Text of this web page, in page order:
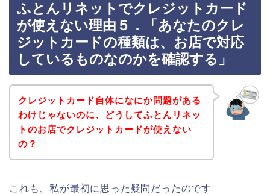
ふとんリネットでクレジットカード
が使えない理由５．「あなたのクレ
ジットカードの種類は、お店で対応
しているものなのかを確認する」
クレジットカード自体になにか問題がある
わけじゃないのに、どうしてふとんリネッ
トのお店でクレジットカードが使えない
の？
これも、私が最初に思った疑問だったのです